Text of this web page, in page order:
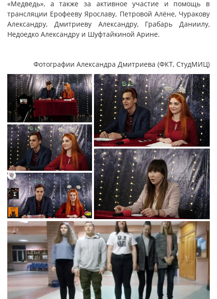
«Медведь», а также за активное участие и помощь в
трансляции Ерофееву Ярославу, Петровой Алёне, Чуракову
Александру, Дмитриеву Александру, Грабарь Даниилу,
Недоедко Александру и Шуфтайкиной Арине.
Фотографии Александра Дмитриева (ФКТ, СтудМИЦ)